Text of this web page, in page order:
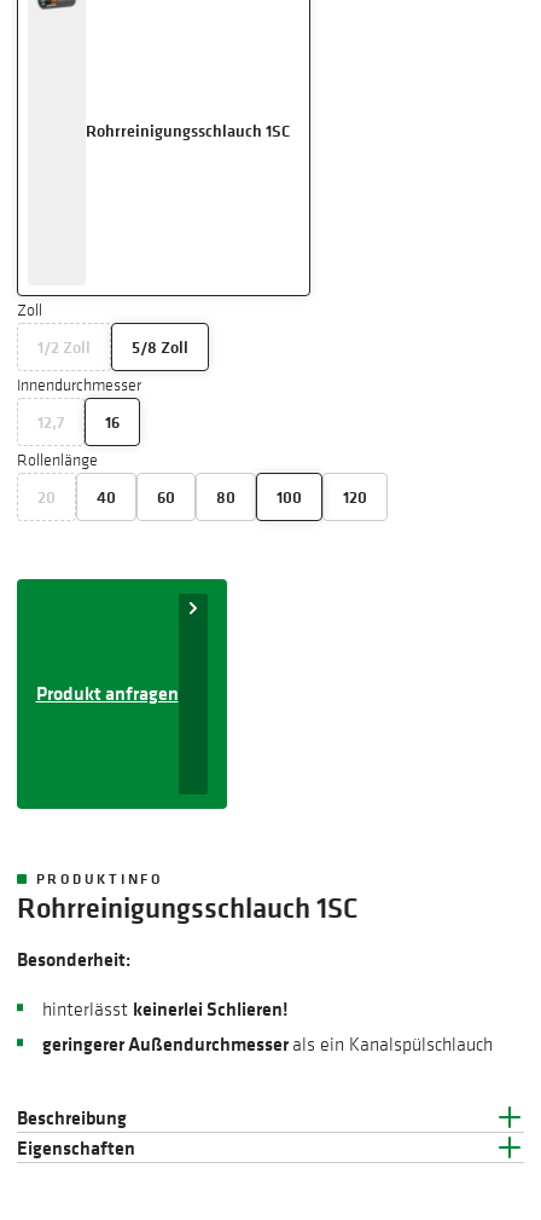
Rohrreinigungsschlauch 1SC
Zoll
1/2 Zoll 5/8 Zoll
Innendurchmesser
12,7 16
Rollenlänge
20 40 60 80 100 120
Produkt anfragen
PRODUKTINFO
Rohrreinigungsschlauch 1SC
Besonderheit:
hinterlässt keinerlei Schlieren!
geringerer Außendurchmesser als ein Kanalspülschlauch
Beschreibung
Eigenschaften